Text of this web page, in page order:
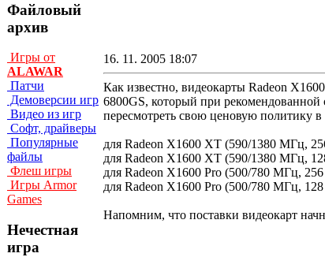
Файловый
архив
Игры от
ALAWAR
Патчи
Демоверсии игр
Видео из игр
Софт, драйверы
Популярные
файлы
Флеш игры
Игры Armor
Games
Нечестная
игра
16. 11. 2005 18:07
Как известно, видеокарты Radeon
6800GS, который при
пересмотреть свою ценовую политику
для Radeon X1600 XT (590/1380 МГц,
для Radeon X1600 XT (590/1380 МГц,
для Radeon X1600 Pro (500/780 МГц,
для Radeon X1600 Pro (500/780 МГц,
Напомним, что поставки видеокарт